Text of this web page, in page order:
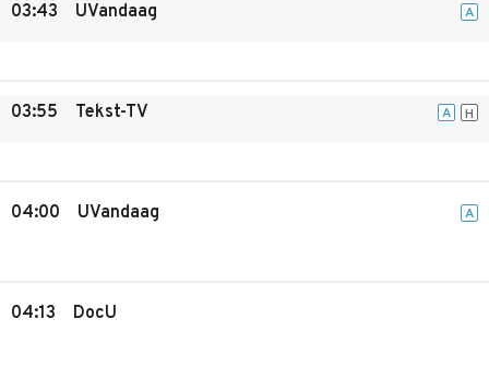
03:43 UVandaag A
03:55 Tekst-TV A H
04:00 UVandaag A
04:13 DocU